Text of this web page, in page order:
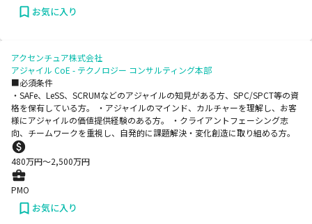
お気に入り
アクセンチュア株式会社
アジャイル CoE - テクノロジー コンサルティング本部
■必須条件
・SAFe、LeSS、SCRUMなどのアジャイルの知見がある方、SPC/SPCT等の資
格を保有している方。 ・アジャイルのマインド、カルチャーを理解し、お客
様にアジャイルの価値提供経験のある方。 ・クライアントフェーシング志
向、チームワークを重視し、自発的に課題解決・変化創造に取り組める方。
480万円〜2,500万円
PMO
お気に入り